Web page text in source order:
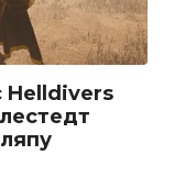
Helldivers